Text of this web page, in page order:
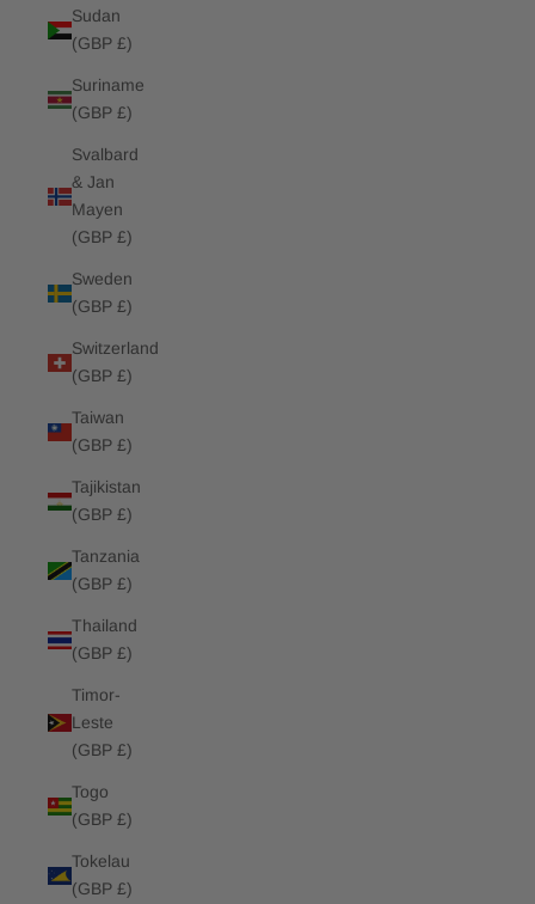
Sudan
(GBP £)
Suriname
(GBP £)
Svalbard
& Jan
Mayen
(GBP £)
Sweden
(GBP £)
Switzerland
(GBP £)
Taiwan
(GBP £)
Tajikistan
(GBP £)
Tanzania
(GBP £)
Thailand
(GBP £)
Timor-
Leste
(GBP £)
Togo
(GBP £)
Tokelau
(GBP £)